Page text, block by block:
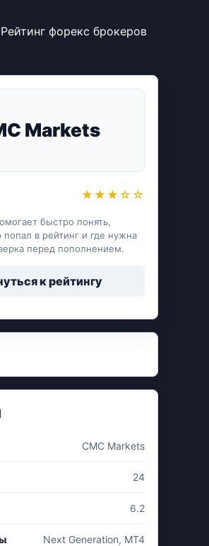
Рейтинг форекс брокеров
Markets
★★★☆☆
быстро понять,
в рейтинг и где нужна
перед пополнением.
к рейтингу
CMC Markets
24
6.2
Next Generation, MT4